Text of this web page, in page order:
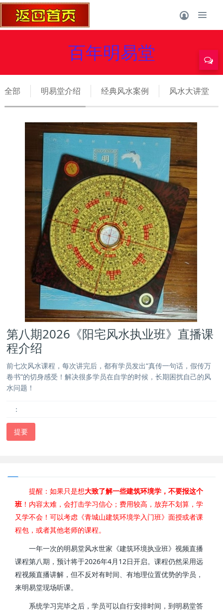
百年明易堂
全部 明易堂介绍 经典风水案例 风水大讲堂
第八期2026《阳宅风水执业班》直播课
程介绍
前七次风水课程，每次讲完后，都有学员发出“真传一句话，假传万
卷书”的切身感受！解决很多学员在自学的时候，长期困扰自己的风
水问题！
：
提要
提醒：如果只是想大致了解一些建筑环境学，不要报这个
班！内容太难，会打击学习信心；费用较高，放弃不划算，学
又学不会！可以考虑《青城山建筑环境学入门班》面授或者课
程包，或者其他老师的课程。
一年一次的明易堂风水世家《建筑环境执业班》视频直播
课程第八期，预计将于2026年4月 12 日开启。课程仍然采用远
程视频直播讲解，但不反对有时间、有地理位置优势的学员，
来明易堂现场听课。
系统学习完毕之后，学员可以自行安排时间，到明易堂答